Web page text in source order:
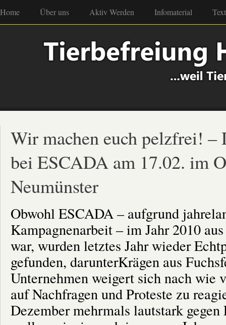
Home Über uns Aktiv Werden Infomaterial
Wir machen euch pelzfrei! –
bei ESCADA am 17.02. im
Neumünster
Obwohl ESCADA – aufgrund
Kampagnenarbeit – im Jahr 2010
war, wurden letztes Jahr wieder
gefunden, darunterKrägen aus
Unternehmen weigert sich nach wie
auf Nachfragen und Proteste zu
Dezember mehrmals lautstark